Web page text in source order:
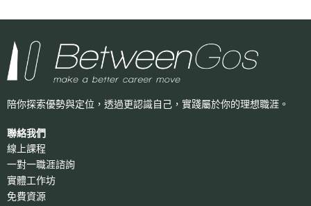
陪你探索優勢與定位，透過更認識自己， 實踐屬於你的理想職涯。
聯絡我們
線上課程
一對一職涯諮詢
實體工作坊
免費資源